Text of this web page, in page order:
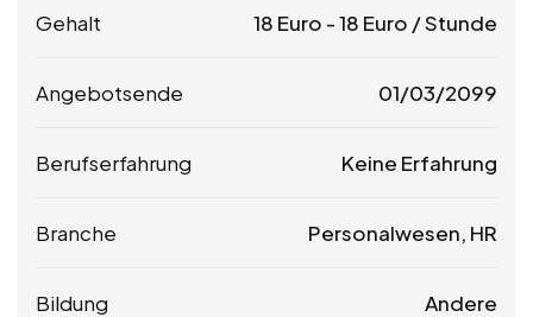
Gehalt 18 Euro -18 Euro / Stunde
Angebotsende 01/03/2099
Berufserfahrung Keine Erfahrung
Branche Personalwesen, HR
Bildung Andere